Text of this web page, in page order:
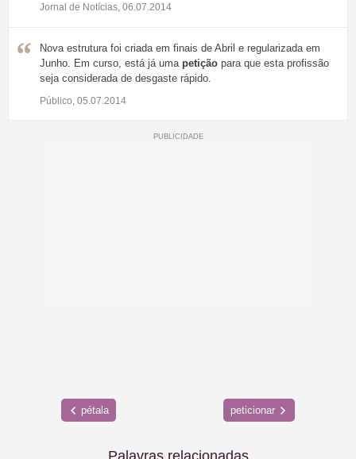
Jornal de Notícias, 06.07.2014
Nova estrutura foi criada em finais de Abril e regularizada em
Junho. Em curso, está já uma petição para que esta profissão
seja considerada de desgaste rápido.
Público, 05.07.2014
pétala peticionar
Palavras relacionadas